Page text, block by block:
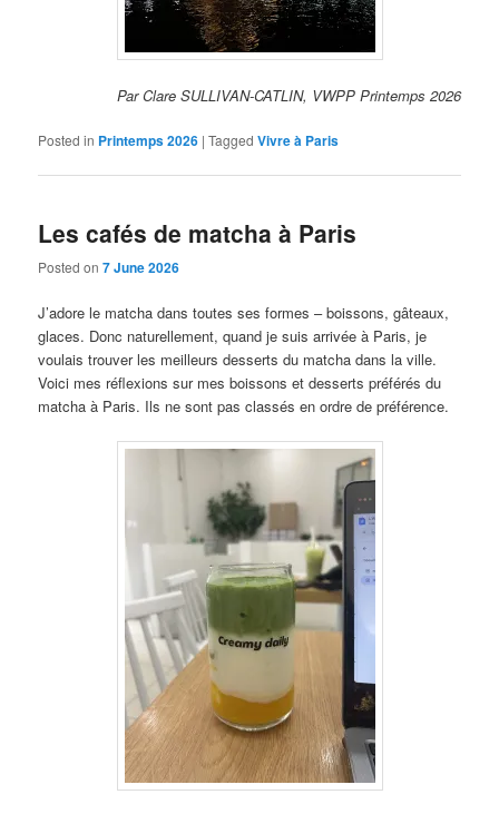
Par Clare SULLIVAN-CATLIN, VWPP Printemps 2026
Posted in Printemps 2026 |Tagged Vivre à Paris
Les cafés de matcha à Paris
Posted on7 June 2026
J’adore le matcha dans toutes ses formes – boissons, gâteaux,
glaces. Donc naturellement, quand je suis arrivée à Paris, je
voulais trouver les meilleurs desserts du matcha dans la ville.
Voici mes réflexions sur mes boissons et desserts préférés du
matcha à Paris. Ils ne sont pas classés en ordre de préférence.